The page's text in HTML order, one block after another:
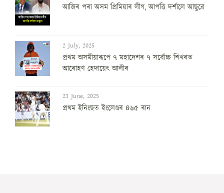
আজিৰ পৰা অসম প্ৰিমিয়াৰ লীগ, আপত্তি দৰ্শালে আছুৱে
2 July, 2025
প্ৰথম অসমীয়াৰূপে ৭ মহাদেশৰ ৭ সৰ্বোচ্চ শিখৰত
আৰোহণ হেদায়েৎ আলীৰ
23 June, 2025
প্ৰথম ইনিংছত ইংলেণ্ডৰ ৪৬৫ ৰান